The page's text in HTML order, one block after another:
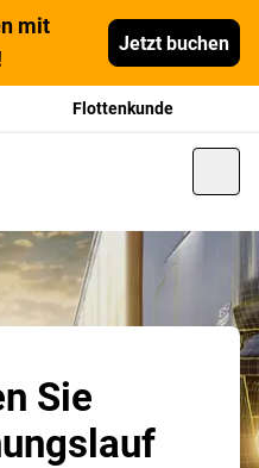
mit
Jetzt buchen
Flottenkunde
Sie